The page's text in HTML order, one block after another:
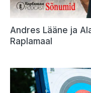
Andres Lääne ja
Raplamaal